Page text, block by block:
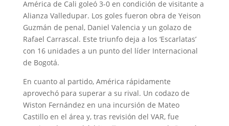
América de Cali goleó 3-0 en condición de visitante a
Alianza Valledupar. Los goles fueron obra de Yeison
Guzmán de penal, Daniel Valencia y un golazo de
Rafael Carrascal. Este triunfo deja a los ‘Escarlatas’
con 16 unidades a un punto del líder Internacional
de Bogotá.
En cuanto al partido, América rápidamente
aprovechó para superar a su rival. Un codazo de
Wiston Fernández en una incursión de Mateo
Castillo en el área y, tras revisión del VAR, fue